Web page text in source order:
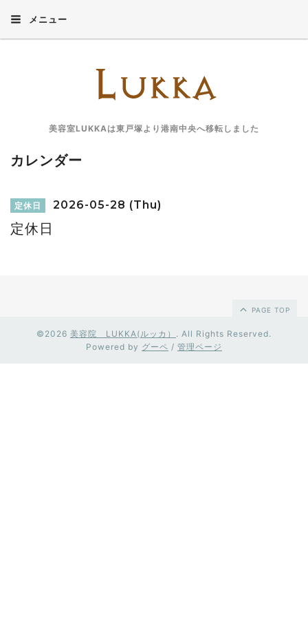
メニュー
美容室LUKKAは東戸塚より港南中央へ移転しました
カレンダー
定休日 2026-05-28 (Thu)
定休日
PAGE TOP
©2026 美容院 LUKKA(ルッカ） . All Rights Reserved.
Powered by グーペ / 管理ページ